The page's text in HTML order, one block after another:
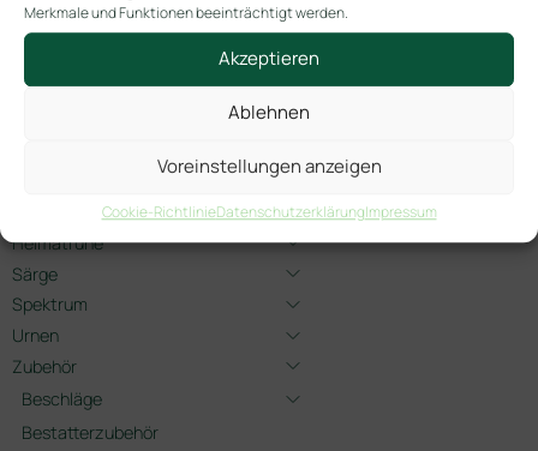
Merkmale und Funktionen beeinträchtigt werden.
Akzeptieren
Ablehnen
Voreinstellungen anzeigen
Cookie-RichtlinieDatenschutzerklärungImpressum
-> ! Neuheiten !
Angebote 2026
Gedenkschmuck Tiere
Heimatruhe
Särge
Spektrum
Urnen
Zubehör
Beschläge
Bestatterzubehör